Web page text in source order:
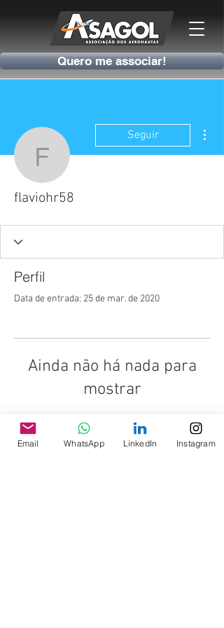
Quero me associar!
flaviohr58
Seguir
flaviohr58
Perfil
Data de entrada: 25 de mar. de 2020
Ainda não há nada para
mostrar
Quando esse membro adicionar
informações sobre si mesmo, você as
Email WhatsApp LinkedIn Instagram